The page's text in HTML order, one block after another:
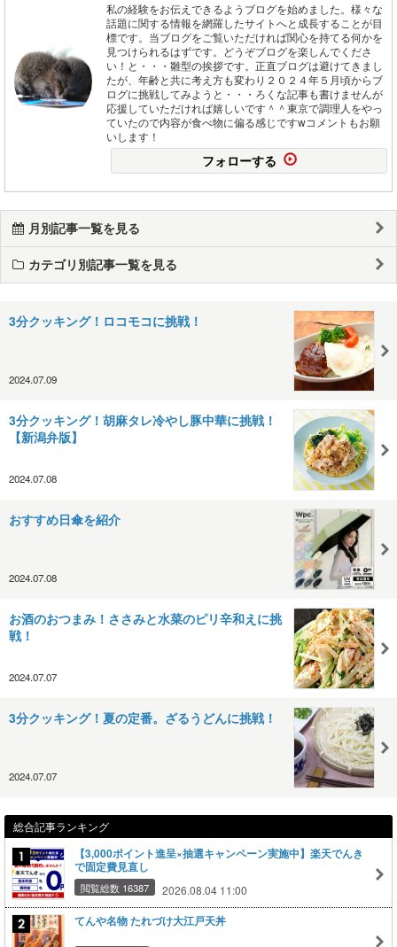
私の経験をお伝えできるようブログを始めました。様々な
話題に関する情報を網羅したサイトへと成長することが目
標です。当ブログをご覧いただければ関心を持てる何かを
見つけられるはずです。どうぞブログを楽しんでくださ
い！と・・・雛型の挨拶です。正直ブログは避けてきまし
たが、年齢と共に考え方も変わり２０２４年５月頃からブ
ログに挑戦してみようと・・・ろくな記事も書けませんが
応援していただければ嬉しいです＾＾東京で調理人をやっ
ていたので内容が食べ物に偏る感じですwコメントもお願
いします！
フォローする
月別記事一覧を見る
カテゴリ別記事一覧を見る
3分クッキング！ロコモコに挑戦！
2024.07.09
3分クッキング！胡麻タレ冷やし豚中華に挑戦！
【新潟弁版】
2024.07.08
おすすめ日傘を紹介
2024.07.08
お酒のおつまみ！ささみと水菜のピリ辛和えに挑
戦！
2024.07.07
3分クッキング！夏の定番。ざるうどんに挑戦！
2024.07.07
総合記事ランキング
【3,000ポイント進呈×抽選キャンペーン実施中】楽天でんき
で固定費見直し
閲覧総数 16387 2026.08.04 11:00
てんや名物 たれづけ大江戸天丼